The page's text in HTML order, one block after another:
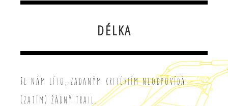
DÉLKA
Je nám líto, zadaným kritériím neodpovídá
(zatím) žádný trail.